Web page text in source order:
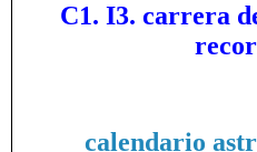
C1. I3. carrera
calendario